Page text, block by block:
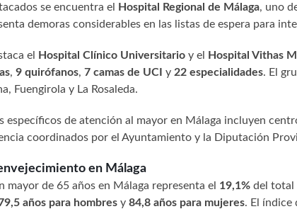
se encuentra el
Hospital Regional de Málaga, uno
demoras considerables en las listas de espera para
el Hospital Clínico Universitario y el Hospital Vithas
, 9 quirófanos, 7 camas de UCI y 22 especialidades. El
Fuengirola y La Rosaleda.
específicos de atención al mayor en Málaga incluyen
coordinados por el Ayuntamiento y la Diputación
en Málaga
mayor de 65 años en Málaga representa el 19,1% del total
años para hombres y 84,8 años para mujeres. El índice